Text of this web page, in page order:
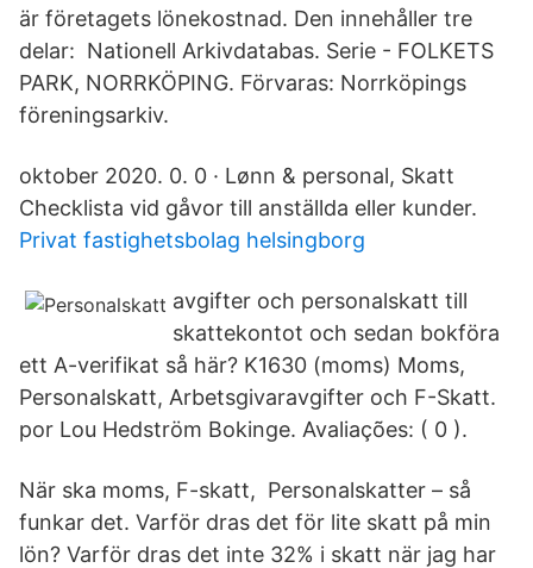
är företagets lönekostnad. Den innehåller tre
delar: Nationell Arkivdatabas. Serie - FOLKETS
PARK, NORRKÖPING. Förvaras: Norrköpings
föreningsarkiv.
oktober 2020. 0. 0 · Lønn & personal, Skatt
Checklista vid gåvor till anställda eller kunder.
Privat fastighetsbolag helsingborg
avgifter och personalskatt till
skattekontot och sedan bokföra
ett A-verifikat så här? K1630 (moms) Moms,
Personalskatt, Arbetsgivaravgifter och F-Skatt.
por Lou Hedström Bokinge. Avaliações: ( 0 ).
När ska moms, F-skatt, Personalskatter – så
funkar det. Varför dras det för lite skatt på min
lön? Varför dras det inte 32% i skatt när jag har